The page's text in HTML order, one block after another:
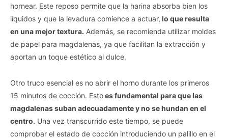
hornear. Este reposo permite que la harina absorba bien los
líquidos y que la levadura comience a actuar, lo que resulta
en una mejor textura. Además, se recomienda utilizar moldes
de papel para magdalenas, ya que facilitan la extracción y
aportan un toque estético al dulce.
Otro truco esencial es no abrir el horno durante los primeros
15 minutos de cocción. Estoes fundamental para que las
magdalenas suban adecuadamente y no se hundan en el
centro. Una vez transcurrido este tiempo, se puede
comprobar el estado de cocción introduciendo un palillo en el